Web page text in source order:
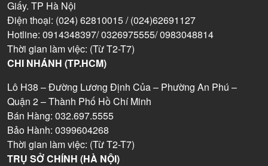
Giấy. TP Hà Nội
Điện thoại: (024) 62810015 / (024)62691127
Hotline: 0914348397/ 0326975555/ 0983048814
Thời gian làm việc: (Từ T2-T7)
CHI NHÁNH (TP.HCM)
Lô H38 – Đường Lương Định Của – Phường An Phú –
Quận 2 – Thành Phố Hồ Chí Minh
Bán Hàng: 032.697.5555
Bảo Hành: 0399604268
Thời gian làm việc: (Từ T2-T7)
TRỤ SỞ CHÍNH (HÀ NỘI)